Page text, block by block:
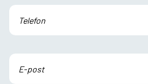
Lämna detta fält tomt.